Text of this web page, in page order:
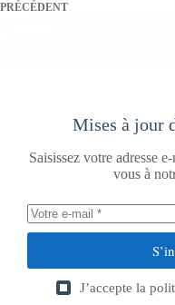
PRÉCÉDENT
Mises à jour
Saisissez votre adresse
vous à
J’accepte la